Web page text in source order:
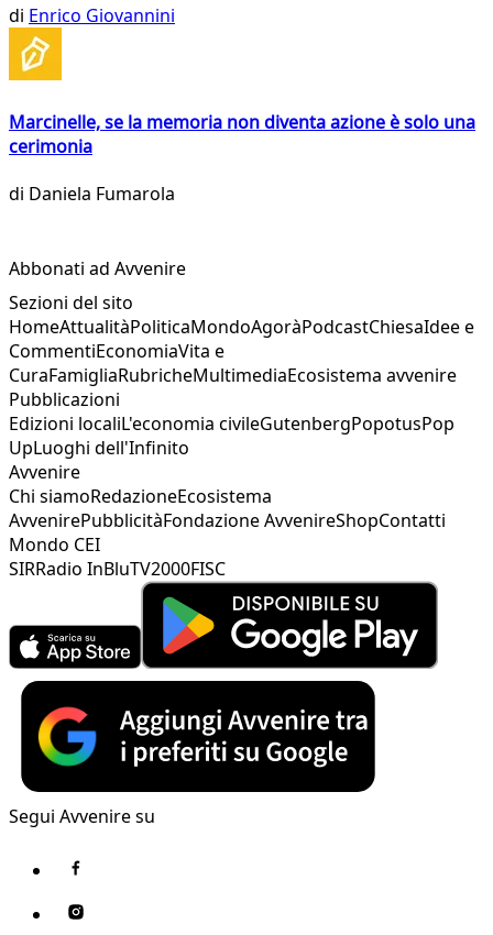
di Enrico Giovannini
Marcinelle, se la memoria non diventa azione è solo una
cerimonia
di Daniela Fumarola
Abbonati ad Avvenire
Sezioni del sito
HomeAttualitàPoliticaMondoAgoràPodcastChiesaIdee e
CommentiEconomiaVita e
CuraFamigliaRubricheMultimediaEcosistema avvenire
Pubblicazioni
Edizioni localiL'economia civileGutenbergPopotusPop
UpLuoghi dell'Infinito
Avvenire
Chi siamoRedazioneEcosistema
AvvenirePubblicitàFondazione AvvenireShopContatti
Mondo CEI
SIRRadio InBluTV2000FISC
Segui Avvenire su